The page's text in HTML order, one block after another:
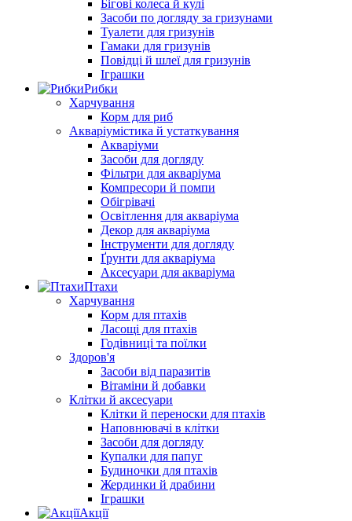
Бігові колеса й кулі
Засоби по догляду за гризунами
Туалети для гризунів
Гамаки для гризунів
Повідці й шлеї для гризунів
Іграшки
Рибки
Харчування
Корм для риб
Акваріумістика й устаткування
Акваріуми
Засоби для догляду
Фільтри для акваріума
Компресори й помпи
Обігрівачі
Освітлення для акваріума
Декор для акваріума
Інструменти для догляду
Ґрунти для акваріума
Аксесуари для акваріума
Птахи
Харчування
Корм для птахів
Ласощі для птахів
Годівниці та поїлки
Здоров'я
Засоби від паразитів
Вітаміни й добавки
Клітки й аксесуари
Клітки й переноски для птахів
Наповнювачі в клітки
Засоби для догляду
Купалки для папуг
Будиночки для птахів
Жердинки й драбини
Іграшки
Акції